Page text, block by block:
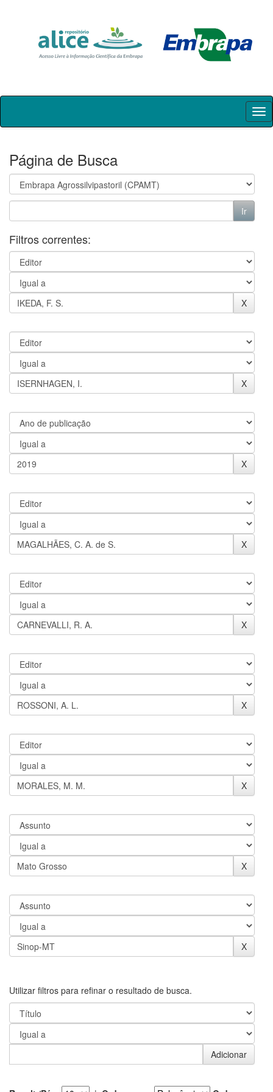
Skip
Página de Busca
Filtros correntes:
Utilizar filtros para refinar o resultado de busca.